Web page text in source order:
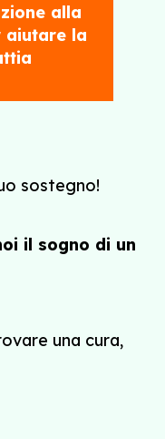
alla
aiutare la
sostegno!
il sogno di un
una cura,